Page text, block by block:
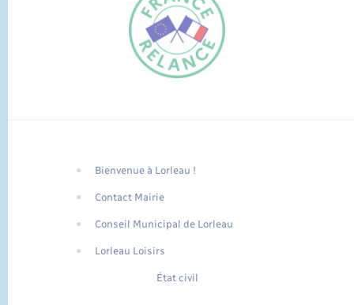
Traduction du
FR
Bienvenue à Lorleau !
Contact Mairie
Conseil Municipal de Lorleau
Lorleau Loisirs
État civil